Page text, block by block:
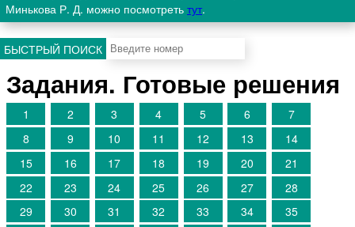
Минькова Р. Д. можно посмотреть тут.
БЫСТРЫЙ ПОИСК
Задания. Готовые решения
1 2 3 4 5 6
7
8
9 10 11 12 13
14
15
16 17 18 19 20
21
22
23 24 25 26 27
28
29
30 31 32 33 34
35